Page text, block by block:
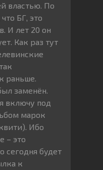
властью. По
БГ, это
И лет 20 он
Как раз тут
раньше.
заменён.
включу под
марок
Ибо
– это
сегодня будет
к